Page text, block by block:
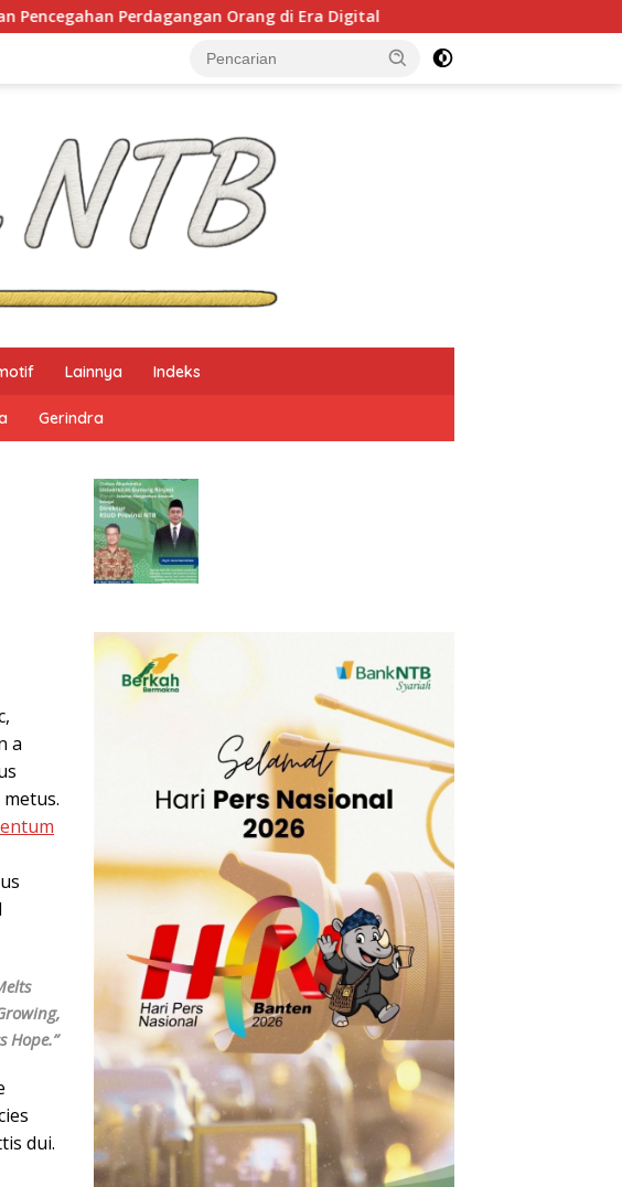
Orang di Era Digital NTB Selangkah Lagi Terapkan Sistem
Lainnya Indeks
Gerindra
a
Hope.”
dui.